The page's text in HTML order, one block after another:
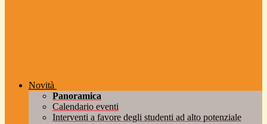
Novità
Panoramica
Calendario eventi
Interventi a favore degli studenti ad alto potenziale